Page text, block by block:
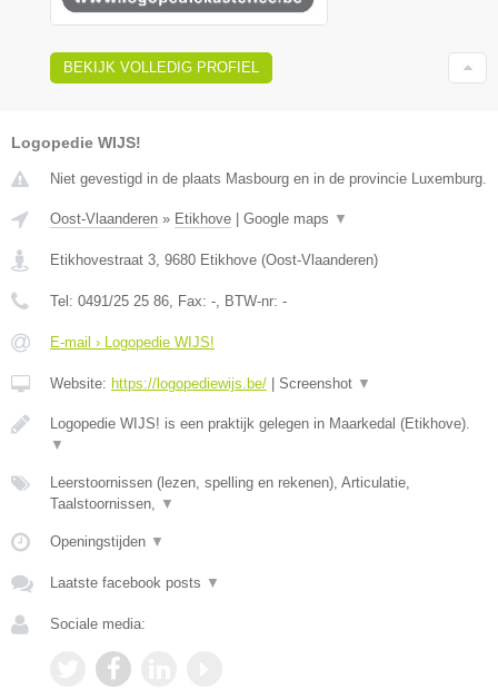
BEKIJK VOLLEDIG PROFIEL
Logopedie WIJS!
Niet gevestigd in de plaats Masbourg en in de provincie Luxemburg.
Oost-Vlaanderen » Etikhove Google maps ▼
Etikhovestraat 3, 9680 Etikhove (Oost-Vlaanderen)
Tel: 0491/25 25 86, Fax: -, BTW-nr: -
E-mail › Logopedie WIJS!
Website: https://logopediewijs.be/ Screenshot ▼
Logopedie WIJS! is een praktijk gelegen in Maarkedal (Etikhove).
▼
Leerstoornissen (lezen, spelling en rekenen), Articulatie,
Taalstoornissen, ▼
Openingstijden ▼
Laatste facebook posts ▼
Sociale media: